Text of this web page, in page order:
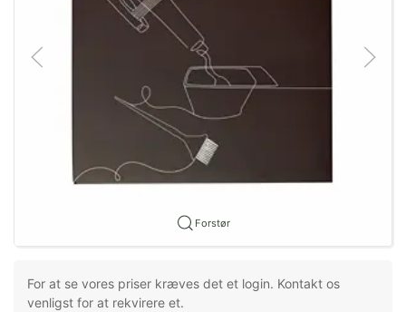
Forstør
For at se vores priser kræves det et login. Kontakt os
venligst for at rekvirere et.